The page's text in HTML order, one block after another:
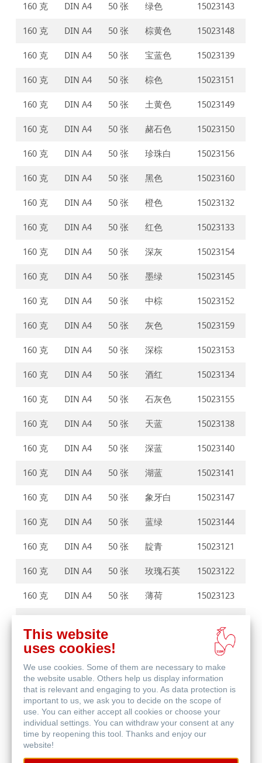
160 克 DIN A4 50 张 绿色 15023143
160 克 DIN A4 50 张 棕黄色 15023148
160 克 DIN A4 50 张 宝蓝色 15023139
160 克 DIN A4 50 张 棕色 15023151
160 克 DIN A4 50 张 土黄色 15023149
160 克 DIN A4 50 张 赭石色 15023150
160 克 DIN A4 50 张 珍珠白 15023156
160 克 DIN A4 50 张 黑色 15023160
160 克 DIN A4 50 张 橙色 15023132
160 克 DIN A4 50 张 红色 15023133
160 克 DIN A4 50 张 深灰 15023154
160 克 DIN A4 50 张 墨绿 15023145
160 克 DIN A4 50 张 中棕 15023152
160 克 DIN A4 50 张 灰色 15023159
160 克 DIN A4 50 张 深棕 15023153
160 克 DIN A4 50 张 酒红 15023134
160 克 DIN A4 50 张 石灰色 15023155
160 克 DIN A4 50 张 天蓝 15023138
160 克 DIN A4 50 张 深蓝 15023140
160 克 DIN A4 50 张 湖蓝 15023141
160 克 DIN A4 50 张 象牙白 15023147
160 克 DIN A4 50 张 蓝绿 15023144
160 克 DIN A4 50 张 靛青 15023121
160 克 DIN A4 50 张 玫瑰石英 15023122
160 克 DIN A4 50 张 薄荷 15023123
购买产品
This website
uses cookies!
We use cookies. Some of them are necessary to make
the website usable. Others help us display information
that is relevant and engaging to you. As data protection is
important to us, we ask you to decide on the scope of
use. You can either accept all cookies or choose your
individual settings. You can withdraw your consent at any
time by reopening this tool. Thanks and enjoy our
website!